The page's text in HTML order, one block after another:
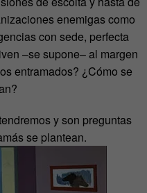
enemigas como
con sede, perfecta
–se supone– al margen
entramados? ¿Cómo se
y son preguntas
se plantean.